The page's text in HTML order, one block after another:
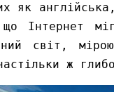
як
Інтернет
світ,
ж